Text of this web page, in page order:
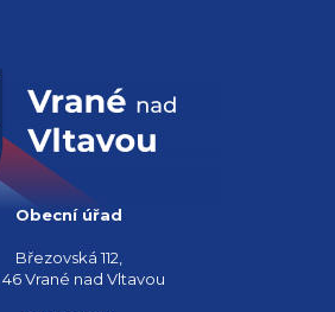
Obecní úřad
Březovská 112,
46 Vrané nad Vltavou